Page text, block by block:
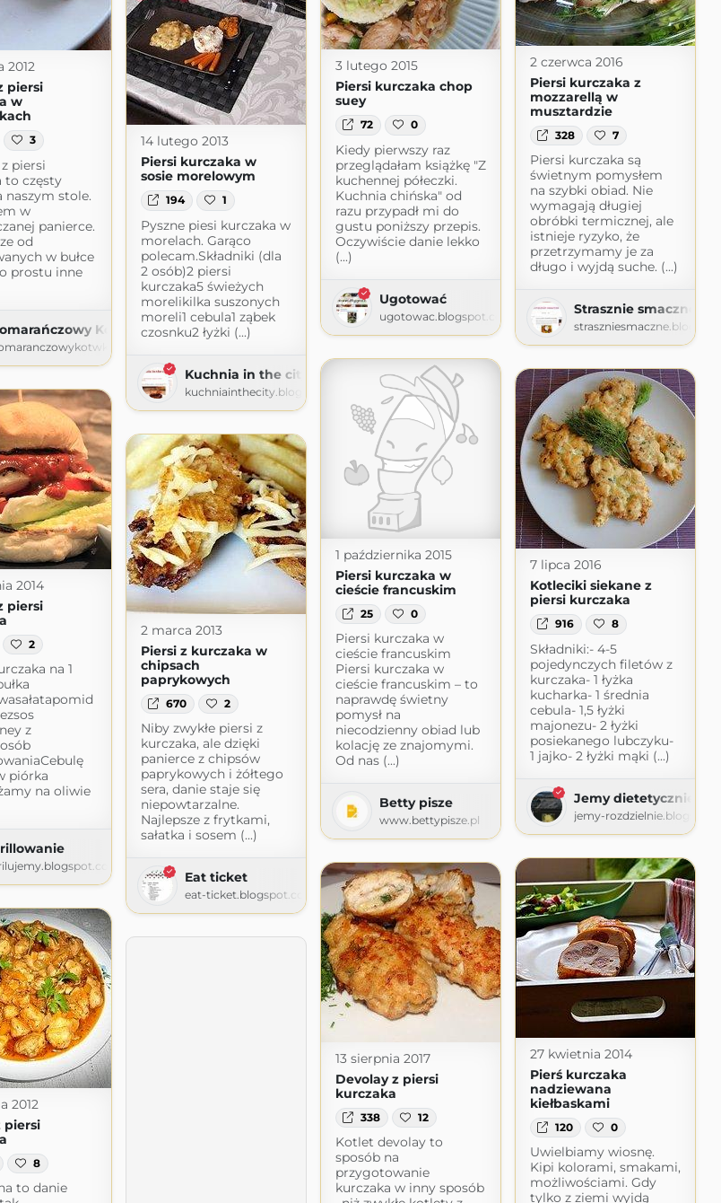
2 czerwca 2016
Piersi kurczaka z
mozzarellą w
musztardzie
328 7
Piersi kurczaka są
świetnym pomysłem
na szybki obiad. Nie
wymagają długiej
obróbki termicznej, ale
istnieje ryzyko, że
przetrzymamy je za
długo i wyjdą suche. (...)
Strasznie smaczne
3 lutego 2015
Piersi kurczaka chop
suey
72 0
Kiedy pierwszy raz
przeglądałam książkę "Z
kuchennej półeczki.
Kuchnia chińska" od
razu przypadł mi do
gustu poniższy przepis.
Oczywiście danie lekko
(...)
Ugotować
ugotowac.blogspot.com
2012
piersi
w
3
piersi
to częsty
naszym stole.
w
panierce.
od
w bułce
prostu inne
Kot w kuchni
14 lutego 2013
Piersi kurczaka w
sosie morelowym
194 1
Pyszne piesi kurczaka w
morelach. Garąco
polecam.Składniki (dla
2 osób)2 piersi
kurczaka5 świeżych
morelikilka suszonych
moreli1 cebula1 ząbek
czosnku2 łyżki (...)
Kuchnia in the city
kuchniainthecity.blogspot.com
1 października 2015
Piersi kurczaka w
cieście francuskim
25 0
Piersi kurczaka w
cieście francuskim
Piersi kurczaka w
cieście francuskim – to
naprawdę świetny
pomysł na
niecodzienny obiad lub
kolację ze znajomymi.
Od nas (...)
Betty pisze
www.bettypisze.pl
7 lipca 2016
Kotleciki siekane z
piersi kurczaka
916 8
Składniki:- 4-5
pojedynczych filetów z
kurczaka- 1 łyżka
kucharka- 1 średnia
cebula- 1,5 łyżki
majonezu- 2 łyżki
posiekanego lubczyku-
1 jajko- 2 łyżki mąki (...)
Jemy dietetycznie i
jemy-
2014
piersi
2
na 1
z
piórka
na oliwie
2 marca 2013
Piersi z kurczaka w
chipsach
paprykowych
670 2
Niby zwykłe piersi z
kurczaka, ale dzięki
panierce z chipsów
paprykowych i żółtego
sera, danie staje się
niepowtarzalne.
Najlepsze z frytkami,
sałatka i sosem (...)
Eat ticket
eat-ticket.blogspot.com
27 kwietnia 2014
Pierś kurczaka
nadziewana
kiełbaskami
120 0
Uwielbiamy wiosnę.
Kipi kolorami, smakami,
możliwościami. Gdy
tylko z ziemi wyjdą
13 sierpnia 2017
Devolay z piersi
kurczaka
338 12
Kotlet devolay to
sposób na
przygotowanie
kurczaka w inny sposób
2012
piersi
8
to danie